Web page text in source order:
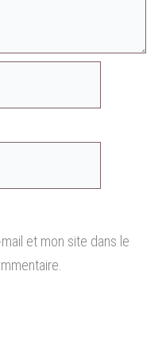
et mon site dans le